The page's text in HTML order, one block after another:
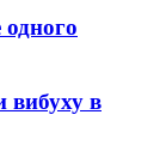
вибуху в